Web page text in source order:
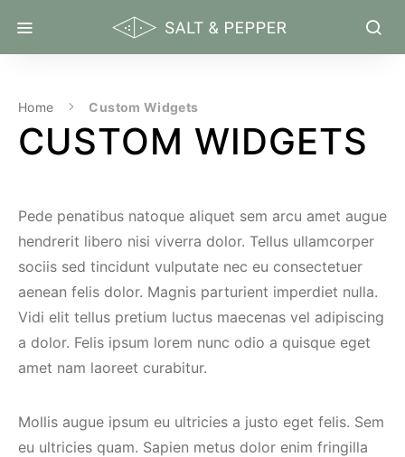
Home Custom Widgets
CUSTOM WIDGETS
Pede penatibus natoque aliquet sem arcu amet augue
hendrerit libero nisi viverra dolor. Tellus ullamcorper
sociis sed tincidunt vulputate nec eu consectetuer
aenean felis dolor. Magnis parturient imperdiet nulla.
Vidi elit tellus pretium luctus maecenas vel adipiscing
a dolor. Felis ipsum lorem nunc odio a quisque eget
amet nam laoreet curabitur.
Mollis augue ipsum eu ultricies a justo eget felis. Sem
eu ultricies quam. Sapien metus dolor enim fringilla